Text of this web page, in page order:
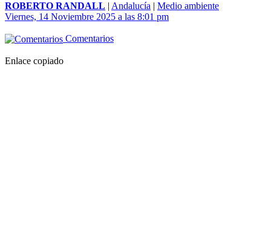
ROBERTO RANDALL | Andalucía | Medio ambiente
Viernes, 14 Noviembre 2025 a las 8:01 pm
Comentarios
Enlace copiado